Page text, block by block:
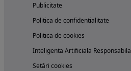
Publicitate
Politica de confidentialitate
Politica de cookies
Inteligenta Artificiala Responsabila
Setări cookies